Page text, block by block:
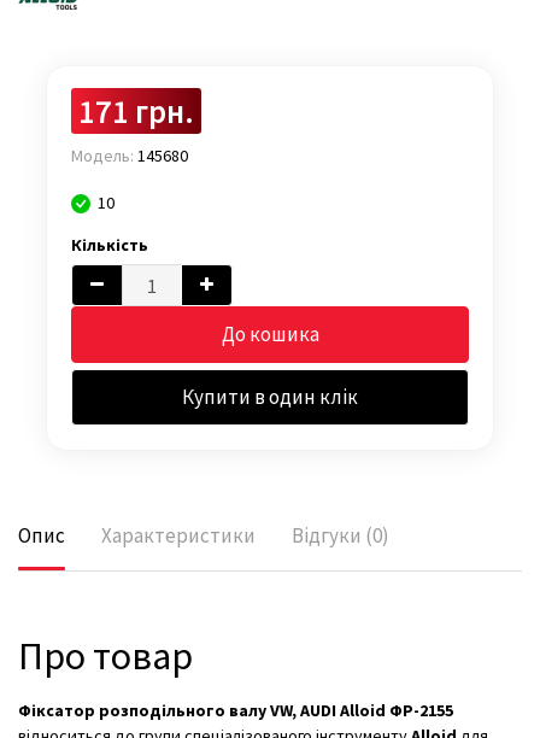
171 грн.
Модель: 145680
10
Кількість
До кошика
Купити в один клік
Опис Характеристики Відгуки (0)
Про товар
Фіксатор розподільного валу VW, AUDI Alloid ФР-2155